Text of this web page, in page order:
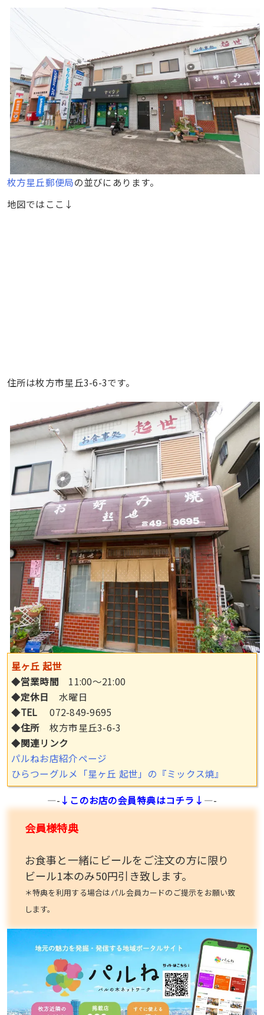
枚方星丘郵便局の並びにあります。
地図ではここ↓
住所は枚方市星丘3-6-3です。
星ヶ丘 起世
◆営業時間 11:00〜21:00
◆定休日
水曜日
◆TEL
072-849-9695
◆住所 枚方市星丘3-6-3
◆関連リンク
パルねお店紹介ページ
ひらつーグルメ「星ヶ丘 起世」の『ミックス焼』
—- ↓このお店の会員特典はコチラ↓ —-
会員様特典
お食事と一緒にビールをご注文の方に限り
ビール1本のみ50円引き致します。
＊特典を利用する場合はパル会員カードのご提示をお願い致
します。